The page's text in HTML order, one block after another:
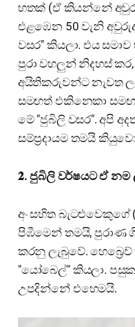
හතක් (ඒ කියන්නේ
එළඹෙන 50 වැනි
වසර" කියලා. එය සමාව
පුරා වහලුන් නිදහස්
අයිතිකරුවන්ට නැවත
සමඟත් එකිනෙකා
මේ "ජුබිලි වසර". අපි
සම්ප්‍රදායම තමයි
𝟐. ජුබිලි වර්ෂයට ඒ නම
අං සහිත බැටළුවෙකුගේ
පිඹීමෙන් තමයි, පුරාණ
කරනු ලැබුවේ.
"යෝබෙල්" කියලා.
උපදින්නේ එහෙමයි.